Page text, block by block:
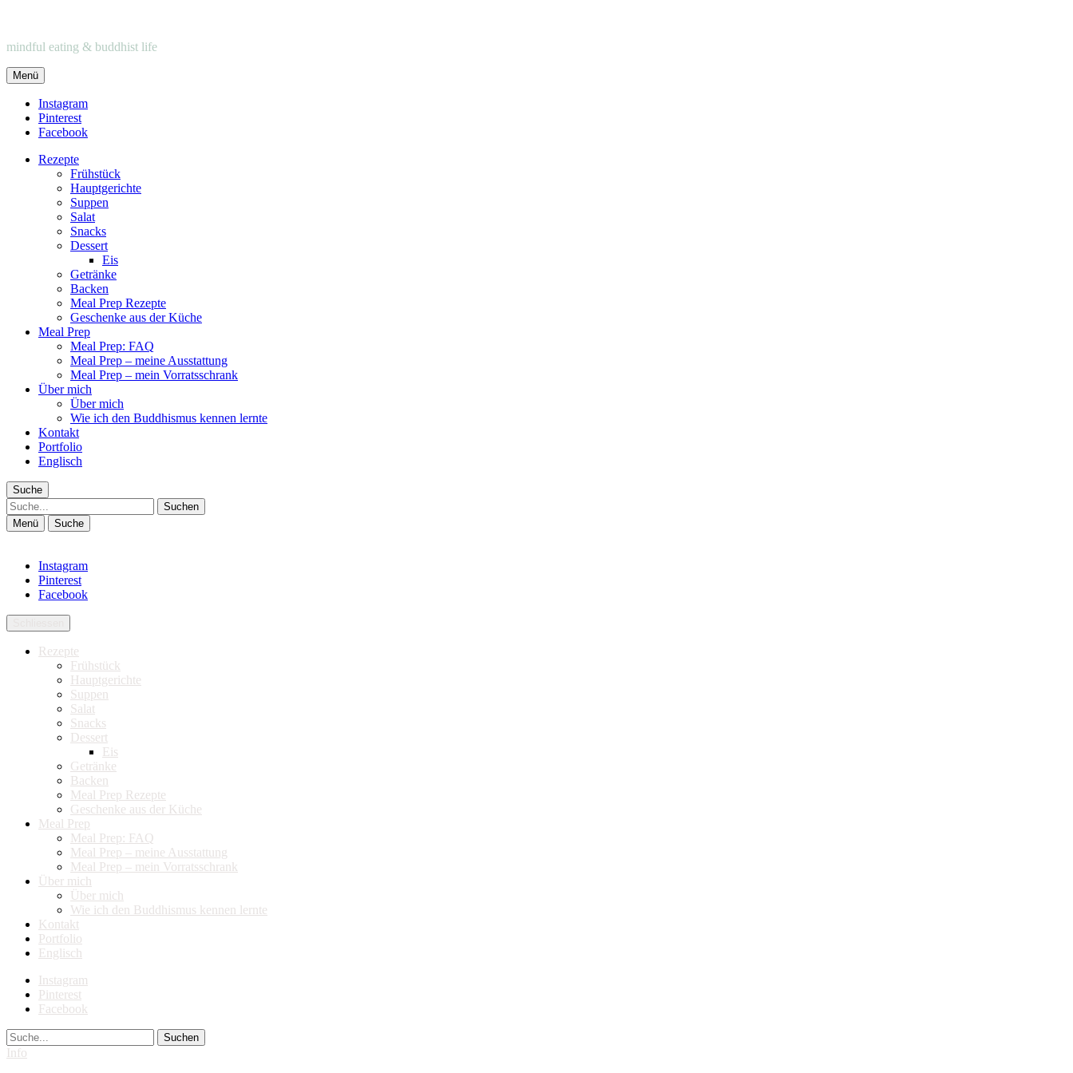
mindful eating & buddhist life
Menü
Instagram
Pinterest
Facebook
Rezepte
Frühstück
Hauptgerichte
Suppen
Salat
Snacks
Dessert
Eis
Getränke
Backen
Meal Prep Rezepte
Geschenke aus der Küche
Meal Prep
Meal Prep: FAQ
Meal Prep – meine Ausstattung
Meal Prep – mein Vorratsschrank
Über mich
Über mich
Wie ich den Buddhismus kennen lernte
Kontakt
Portfolio
Englisch
Suche
Suche
Menü Suche
Instagram
Pinterest
Facebook
Rezepte
Frühstück
Hauptgerichte
Suppen
Salat
Snacks
Dessert
Eis
Getränke
Backen
Meal Prep Rezepte
Geschenke aus der Küche
Meal Prep
Meal Prep: FAQ
Meal Prep – meine Ausstattung
Meal Prep – mein Vorratsschrank
Über mich
Über mich
Wie ich den Buddhismus kennen lernte
Kontakt
Portfolio
Englisch
Instagram
Pinterest
Facebook
Suche
Info